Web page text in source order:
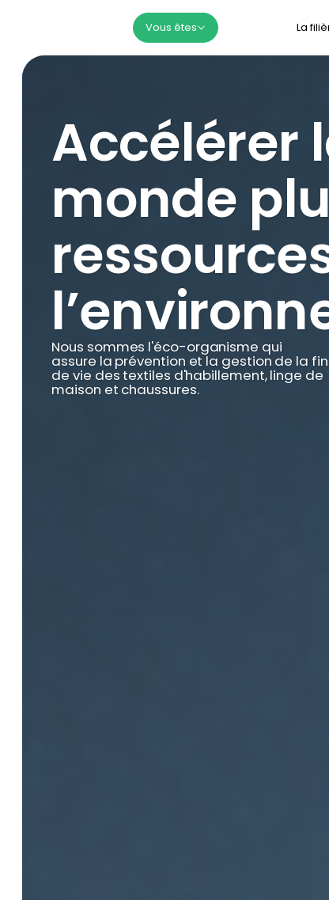
Vous êtes La
Accélérer
monde
Nous sommes l'éco-organisme qui
assure la prévention et la gestion de la fin
de vie des textiles d'habillement, linge de
maison et chaussures.